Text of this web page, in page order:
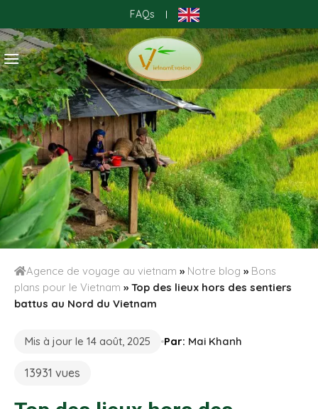
to
content
FAQs |
Agence de voyage au vietnam » Notre blog » Bons
plans pour le Vietnam » Top des lieux hors des sentiers
battus au Nord du Vietnam
Mis à jour le 14 août, 2025 Par: Mai Khanh
13931 vues